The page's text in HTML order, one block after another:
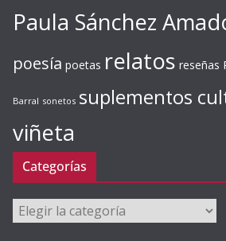
Paula Sánchez
poesía poetas relatos reseñas
Barral sonetos suplementos
viñeta
Categorías
Categorías